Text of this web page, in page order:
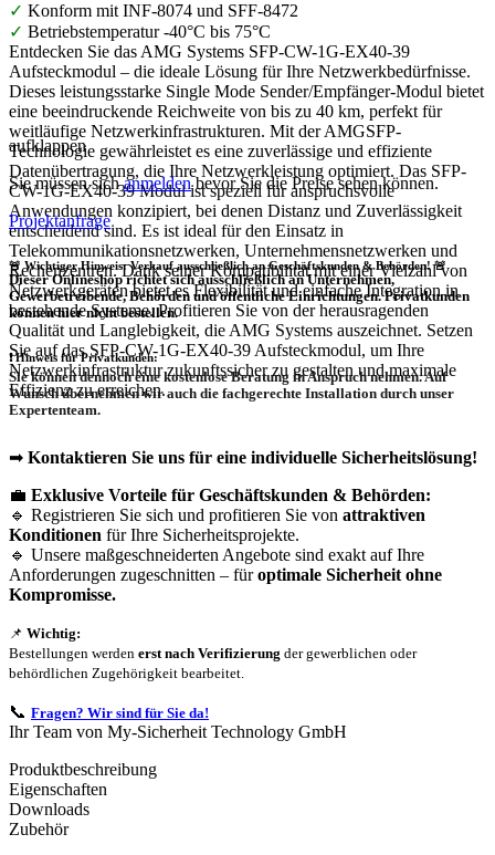
✓ Konform mit INF-8074 und SFF-8472
✓ Betriebstemperatur -40°C bis 75°C
Entdecken Sie das AMG Systems SFP-CW-1G-EX40-39
Aufsteckmodul – die ideale Lösung für Ihre Netzwerkbedürfnisse.
Dieses leistungsstarke Single Mode Sender/Empfänger-Modul bietet
eine beeindruckende Reichweite von bis zu 40 km, perfekt für
weitläufige Netzwerkinfrastrukturen. Mit der AMGSFP-
Technologie gewährleistet es eine zuverlässige und effiziente
Datenübertragung, die Ihre Netzwerkleistung optimiert. Das SFP-
CW-1G-EX40-39 Modul ist speziell für anspruchsvolle
Anwendungen konzipiert, bei denen Distanz und Zuverlässigkeit
entscheidend sind. Es ist ideal für den Einsatz in
Telekommunikationsnetzwerken, Unternehmensnetzwerken und
Rechenzentren. Dank seiner Kompatibilität mit einer Vielzahl von
Netzwerkgeräten bietet es Flexibilität und einfache Integration in
bestehende Systeme. Profitieren Sie von der herausragenden
Qualität und Langlebigkeit, die AMG Systems auszeichnet. Setzen
Sie auf das SFP-CW-1G-EX40-39 Aufsteckmodul, um Ihre
Netzwerkinfrastruktur zukunftssicher zu gestalten und maximale
Effizienz zu erreichen.
aufklappen
Sie müssen sichanmeldenbevor Sie die Preise sehen können.
Projektanfrage
🚨 Wichtiger Hinweis: Verkauf ausschließlich an Geschäftskunden & Behörden! 🚨
Dieser Onlineshop richtet sichausschließlichan Unternehmen,
Gewerbetreibende, Behörden und öffentliche Einrichtungen.Privatkunden
können hier nicht bestellen.
❗Hinweis für Privatkunden:
Sie können dennoch einekostenlose Beratung in Anspruch nehmen. Auf
Wunsch übernehmen wir auch die fachgerechte Installation durch unser
Expertenteam.
➡ Kontaktieren Sie uns für eine individuelle Sicherheitslösung!
💼 Exklusive Vorteile für Geschäftskunden & Behörden:
🔹 Registrieren Sie sich und profitieren Sie von attraktiven
Konditionen für Ihre Sicherheitsprojekte.
🔹 Unsere maßgeschneiderten Angebote sind exakt auf Ihre
Anforderungen zugeschnitten – füroptimale Sicherheit ohne
Kompromisse.
📌 Wichtig:
Bestellungen werden erst nach Verifizierung der gewerblichen oder
behördlichen Zugehörigkeit bearbeitet.
📞 Fragen? Wir sind für Sie da!
Ihr Team von My-Sicherheit Technology GmbH
Produktbeschreibung
Eigenschaften
Downloads
Zubehör